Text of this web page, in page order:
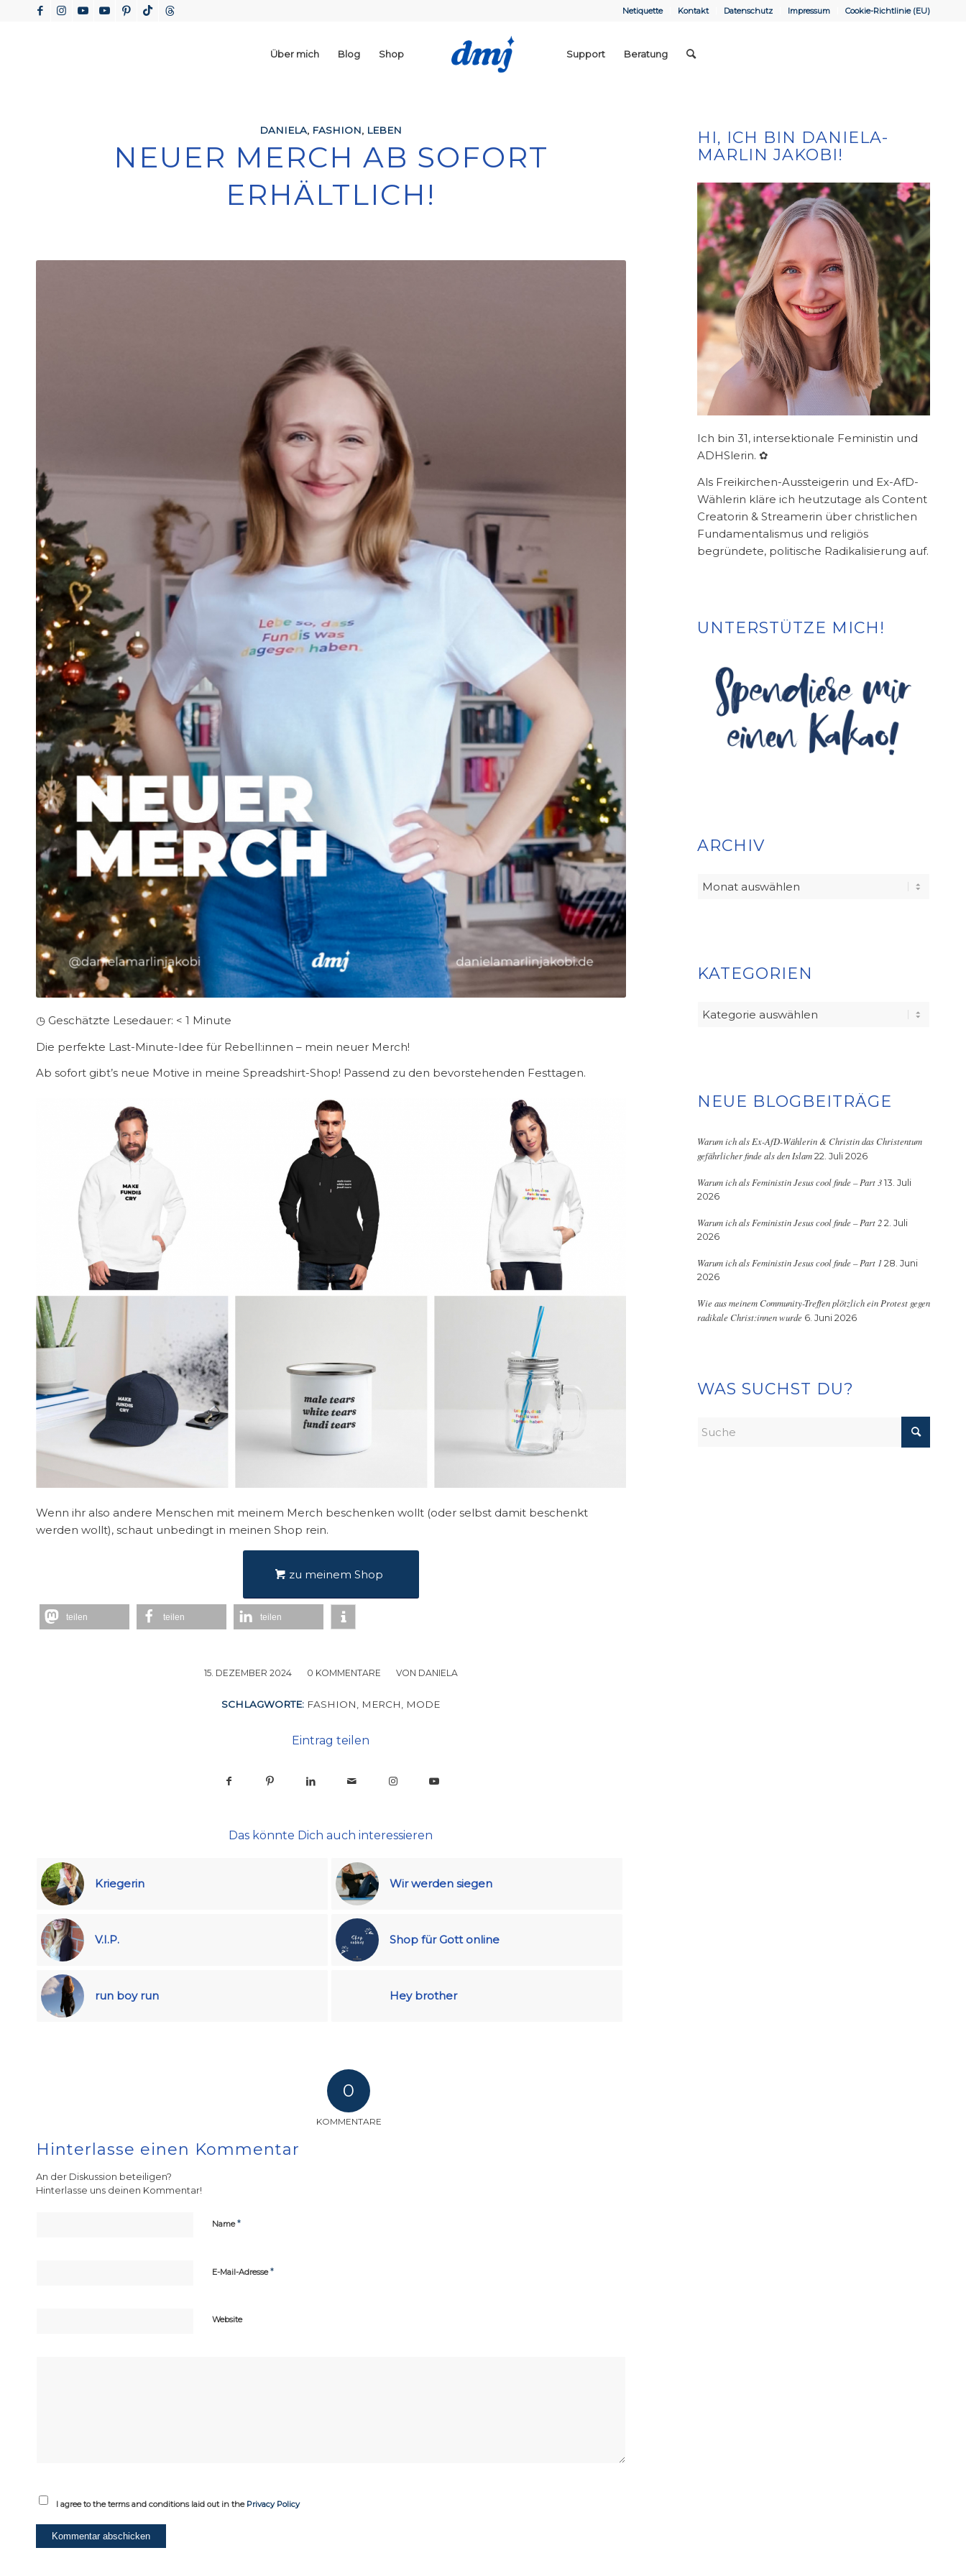
Netiquette Kontakt Datenschutz Impressum Cookie-Richtlinie (EU)
Über mich Blog Shop Support Beratung
DANIELA, FASHION, LEBEN
NEUER MERCH AB SOFORT
ERHÄLTLICH!
◷ Geschätzte Lesedauer: < 1 Minute
Die perfekte Last-Minute-Idee für Rebell:innen – mein neuer Merch!
Ab sofort gibt’s neue Motive in meine Spreadshirt-Shop! Passend zu den bevorstehenden Festtagen.
Wenn ihr also andere Menschen mit meinem Merch beschenken wollt (oder selbst damit beschenkt
werden wollt), schaut unbedingt in meinen Shop rein.
zu meinem Shop
teilen teilen teilen
15. DEZEMBER 2024
/ 0 KOMMENTARE
/ VON DANIELA
SCHLAGWORTE: FASHION MERCH MODE
Eintrag teilen
Das könnte Dich auch interessieren
Kriegerin Wir werden siegen
V.I.P. Shop für Gott online
run boy run Hey brother
0
KOMMENTARE
Hinterlasse einen Kommentar
An der Diskussion beteiligen?
Hinterlasse uns deinen Kommentar!
Name*
E-Mail-Adresse*
Website
I agree to the terms and conditions laid out in the Privacy Policy
HI, ICH BIN DANIELA-
MARLIN JAKOBI!
Ich bin 31, intersektionale Feministin und
ADHSlerin. ✿
Als Freikirchen-Aussteigerin und Ex-AfD-
Wählerin kläre ich heutzutage als Content
Creatorin & Streamerin über christlichen
Fundamentalismus und religiös
begründete, politische Radikalisierung auf.
UNTERSTÜTZE MICH!
ARCHIV
KATEGORIEN
Kategorien
NEUE BLOGBEITRÄGE
Warum ich als Ex-AfD-Wählerin & Christin das Christentum
gefährlicher finde als den Islam 22. Juli 2026
Warum ich als Feministin Jesus cool finde – Part 3 13. Juli
2026
Warum ich als Feministin Jesus cool finde – Part 2 2. Juli
2026
Warum ich als Feministin Jesus cool finde – Part 1 28. Juni
2026
Wie aus meinem Community-Treffen plötzlich ein Protest gegen
radikale Christ:innen wurde 6. Juni 2026
WAS SUCHST DU?